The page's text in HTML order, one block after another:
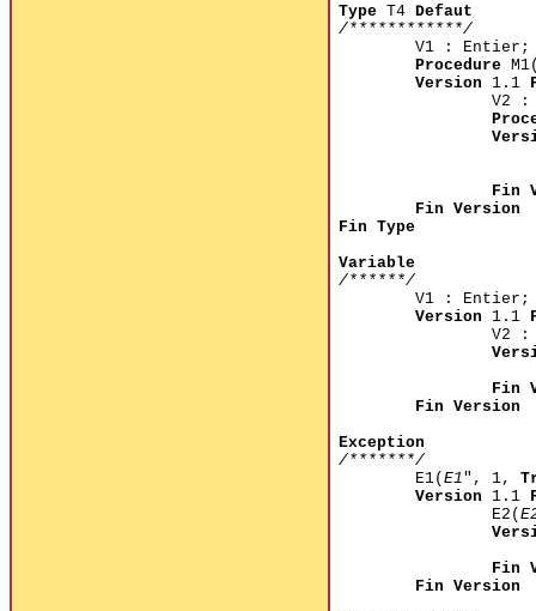
TypeT4 Defaut
/************/
V1 : Entier;
Procedure
Version 1.1
V2
Fin
Fin Version
Fin Type
Variable
/******/
V1 : Entier;
Version 1.1
V2
Fin
Fin Version
Exception
/*******/
E1(E1", 1,
Version 1.1
E2(
Fin
Fin Version